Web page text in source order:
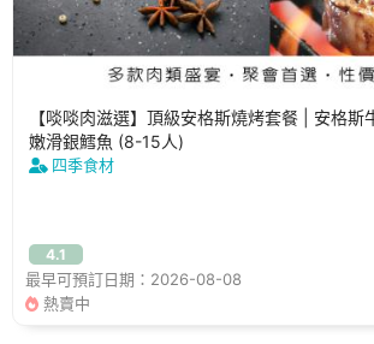
【啖啖肉滋選】頂級安格斯燒烤套餐 | 安格斯
嫩滑銀鱈魚 (8-15人)
四季食材
4.1
最早可預訂日期：2026-08-08
熱賣中